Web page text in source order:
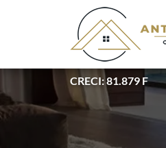
CRECI: 81.879 F